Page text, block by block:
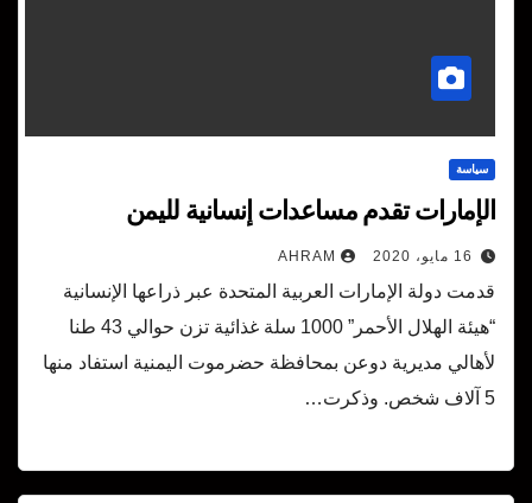
سياسة
الإمارات تقدم مساعدات إنسانية لليمن
16 مايو، 2020 AHRAM
قدمت دولة الإمارات العربية المتحدة عبر ذراعها الإنسانية
“هيئة الهلال الأحمر” 1000 سلة غذائية تزن حوالي 43 طنا
لأهالي مديرية دوعن بمحافظة حضرموت اليمنية استفاد منها
5 آلاف شخص. وذكرت…